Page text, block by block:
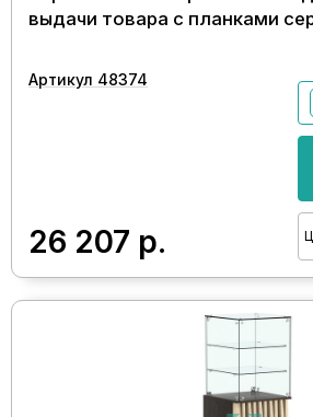
выдачи товара с планками
Артикул 48374
26 207 р.